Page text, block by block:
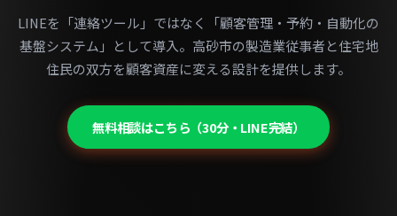
LINEを「連絡ツール」ではなく「顧客管理・予約・自動化の
基盤システム」として導入。高砂市の製造業従事者と住宅地
住民の双方を顧客資産に変える設計を提供します。
無料相談はこちら（30分・LINE完結）